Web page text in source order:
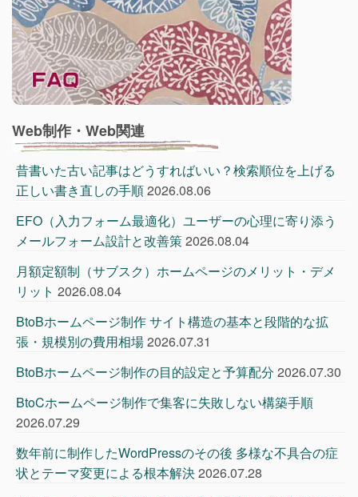
Web制作・Web関連
昔書いた古い記事はどうすればいい？検索順位を上げる
正しい書き直しの手順2026.08.06
EFO（入力フォーム最適化）ユーザーの心理に寄り添う
メールフォーム設計と改善策2026.08.04
月額定額制（サブスク）ホームページのメリット・デメ
リット 2026.08.04
BtoBホームページ制作 サイト構造の基本と段階的な拡
張・規模別の費用相場2026.07.31
BtoBホームページ制作の目的設定と予算配分 2026.07.30
BtoCホームページ制作で集客に失敗しない構築手順
2026.07.29
数年前に制作したWordPressのその後 多様な不具合の症
状とテーマ変更による根本解決2026.07.28